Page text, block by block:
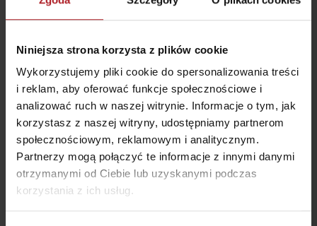
Niniejsza strona korzysta z plików cookie
Wykorzystujemy pliki cookie do spersonalizowania treści
i reklam, aby oferować funkcje społecznościowe i
analizować ruch w naszej witrynie. Informacje o tym, jak
korzystasz z naszej witryny, udostępniamy partnerom
społecznościowym, reklamowym i analitycznym.
Partnerzy mogą połączyć te informacje z innymi danymi
otrzymanymi od Ciebie lub uzyskanymi podczas
korzystania z ich usług.
Restauracja Smrekovica
Ľubochňa
Restauracja Vlkolínec
Ružomberok